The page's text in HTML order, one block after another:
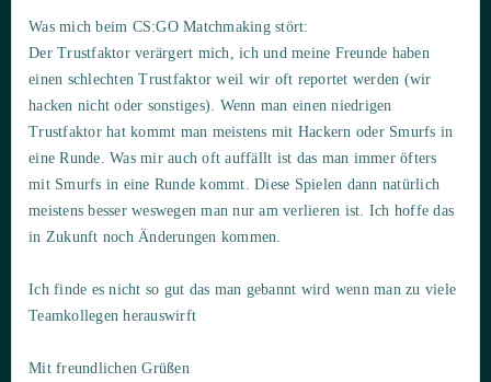
Was mich beim CS:GO Matchmaking stört:
Der Trustfaktor verärgert mich, ich und meine Freunde haben
einen schlechten Trustfaktor weil wir oft reportet werden (wir
hacken nicht oder sonstiges). Wenn man einen niedrigen
Trustfaktor hat kommt man meistens mit Hackern oder Smurfs in
eine Runde. Was mir auch oft auffällt ist das man immer öfters
mit Smurfs in eine Runde kommt. Diese Spielen dann natürlich
meistens besser weswegen man nur am verlieren ist. Ich hoffe das
in Zukunft noch Änderungen kommen.
Ich finde es nicht so gut das man gebannt wird wenn man zu viele
Teamkollegen herauswirft
Mit freundlichen Grüßen